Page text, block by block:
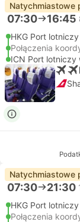
Natychmiastowe
07:30 16:45
HKG Port
Połączenia
ICN Port lotniczy
Natychmiastowe
07:30 21:30
HKG Port
Połączenia